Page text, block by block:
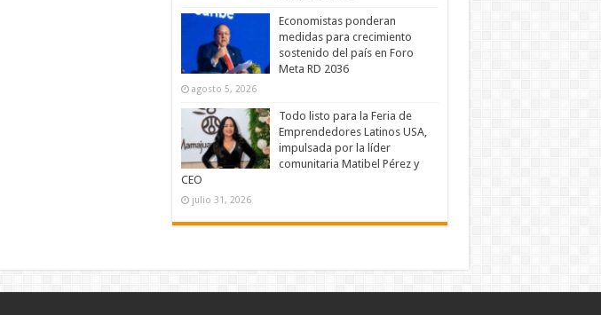
Economistas ponderan
medidas para crecimiento
sostenido del país en Foro
Meta RD 2036
agosto 5, 2026
Todo listo para la Feria de
Emprendedores Latinos USA,
impulsada por la líder
comunitaria Matibel Pérez y
CEO
julio 31, 2026